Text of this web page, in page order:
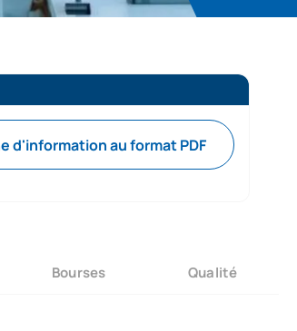
d'information au format PDF
Bourses Qualité